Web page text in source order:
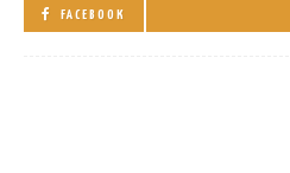
FACEBOOK